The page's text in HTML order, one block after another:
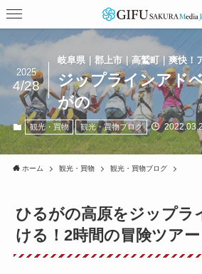
岐阜県｜郡上市｜高鷲町｜爽快！
ジップラインアド
がの
2025
4/28
観光・買物 観光・買物ブログ
ホーム 観光・買物 観光・買物ブログ
ひるがの高原をジップラ
ける！2時間の冒険ツアー